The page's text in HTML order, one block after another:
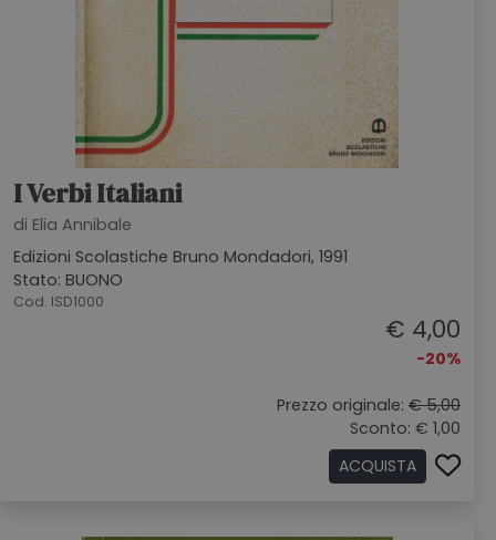
I Verbi Italiani
di Elia Annibale
Edizioni Scolastiche Bruno Mondadori, 1991
Stato: BUONO
Cod. ISD1000
€ 4,00
-20%
Prezzo originale: € 5,00
Sconto: € 1,00
ACQUISTA